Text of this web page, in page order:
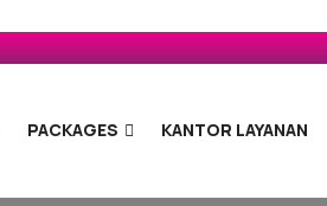
PACKAGES KANTOR LAYANAN